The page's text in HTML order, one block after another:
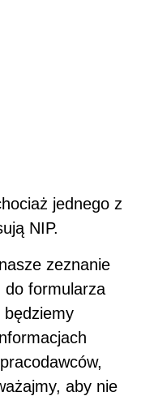
jednego z
NIP.
zeznanie
do formularza
będziemy
aby nie